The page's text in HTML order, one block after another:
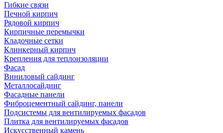
Гибкие связи
Печной кирпич
Рядовой кирпич
Кирпичные перемычки
Кладочные сетки
Клинкерный кирпич
Крепления для теплоизоляции
Фасад
Виниловый сайдинг
Металлосайдинг
Фасадные панели
Фиброцементный сайдинг, панели
Подсистемы для вентилируемых фасадов
Плитка для вентилируемых фасадов
Искусственный камень